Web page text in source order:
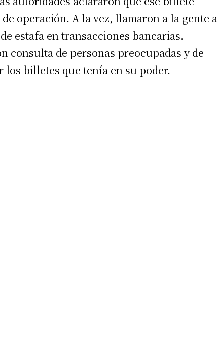
operación. A la vez, llamaron a la gente a
estafa en transacciones bancarias.
consulta de personas preocupadas y de
billetes que tenía en su poder.